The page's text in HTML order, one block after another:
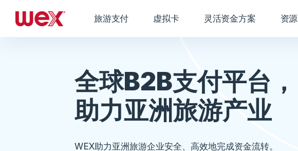
旅游支付 虚拟卡 灵活资金方案 资源
全球B2B支付平台，
助力亚洲旅游产业
WEX助力亚洲旅游企业安全、高效地完成资金流转。